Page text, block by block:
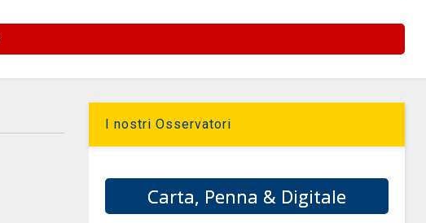
I nostri Osservatori
Carta, Penna & Digitale